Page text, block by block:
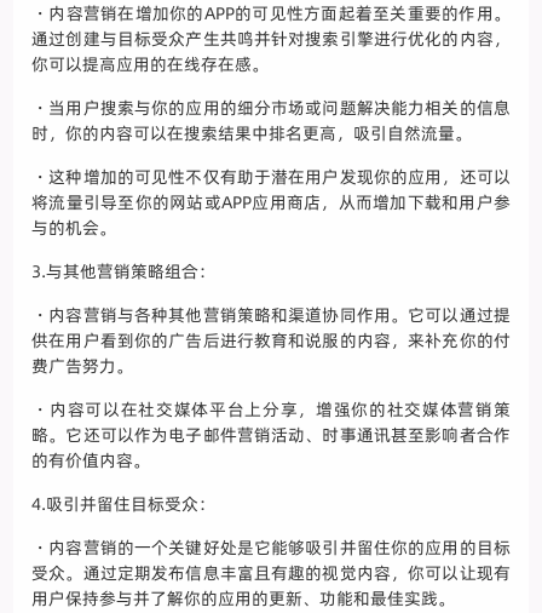
・内容营销在增加你的APP的可见性方面起着至关重要的作用。
通过创建与目标受众产生共鸣并针对搜索引擎进行优化的内容，
你可以提高应用的在线存在感。
・当用户搜索与你的应用的细分市场或问题解决能力相关的信息
时，你的内容可以在搜索结果中排名更高，吸引自然流量。
・这种增加的可见性不仅有助于潜在用户发现你的应用，还可以
将流量引导至你的网站或APP应用商店，从而增加下载和用户参
与的机会。
3.与其他营销策略组合：
・内容营销与各种其他营销策略和渠道协同作用。它可以通过提
供在用户看到你的广告后进行教育和说服的内容，来补充你的付
费广告努力。
・内容可以在社交媒体平台上分享，增强你的社交媒体营销策
略。它还可以作为电子邮件营销活动、时事通讯甚至影响者合作
的有价值内容。
4.吸引并留住目标受众：
・内容营销的一个关键好处是它能够吸引并留住你的应用的目标
受众。通过定期发布信息丰富且有趣的视觉内容，你可以让现有
用户保持参与并了解你的应用的更新、功能和最佳实践。